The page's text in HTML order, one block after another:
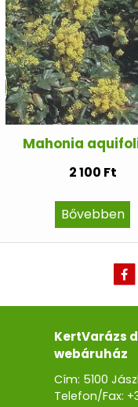
Mahonia
2 100 Ft
Bővebben
KertVarázs
webáruház
Cím: 5100
Telefon/Fax: